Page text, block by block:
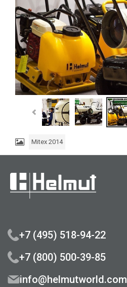
Mitex 2014
+7 (495) 518-94-22
+7 (800) 500-39-85
info@helmutworld.com